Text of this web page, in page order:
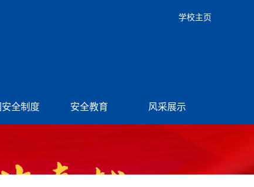
学校主页
全制度 安全教育 风采展示